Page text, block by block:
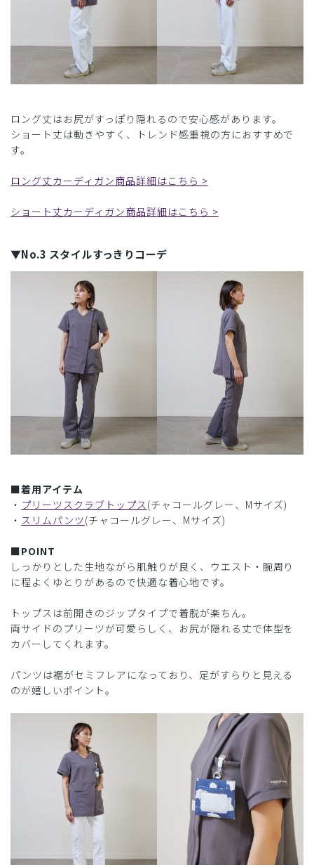
ロング丈はお尻がすっぽり隠れるので安心感があります。
ショート丈は動きやすく、トレンド感重視の方におすすめで
す。
ロング丈カーディガン商品詳細はこちら >
ショート丈カーディガン商品詳細はこちら >
▼No.3 スタイルすっきりコーデ
■着用アイテム
・ プリーツスクラブトップス(チャコールグレー、Mサイズ)
・ スリムパンツ(チャコールグレー、Mサイズ)
■POINT
しっかりとした生地ながら肌触りが良く、ウエスト・腕周り
に程よくゆとりがあるので快適な着心地です。
トップスは前開きのジップタイプで着脱が楽ちん。
両サイドのプリーツが可愛らしく、お尻が隠れる丈で体型を
カバーしてくれます。
パンツは裾がセミフレアになっており、足がすらりと見える
のが嬉しいポイント。